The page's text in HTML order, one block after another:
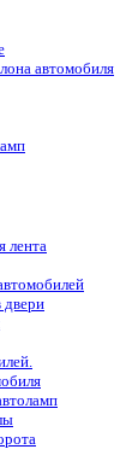
автомобиля
лента
двери